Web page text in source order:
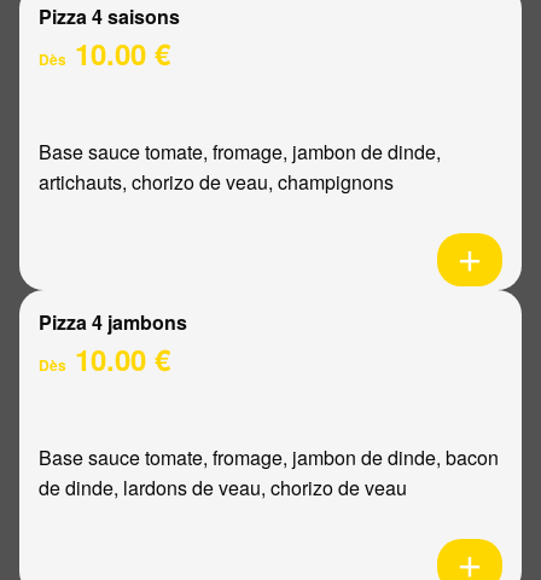
Pizza 4 saisons
Dès 10.00 €
Base sauce tomate, fromage, jambon de dinde,
artichauts, chorizo de veau, champignons
Pizza 4 jambons
Dès 10.00 €
Base sauce tomate, fromage, jambon de dinde, bacon
de dinde, lardons de veau, chorizo de veau